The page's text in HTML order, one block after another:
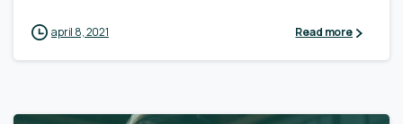
april 8, 2021 Read more